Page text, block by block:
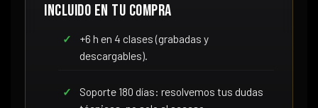
Incluido en tu compra
+6 h en 4 clases (grabadas y
descargables).
Soporte 180 días: resolvemos tus dudas